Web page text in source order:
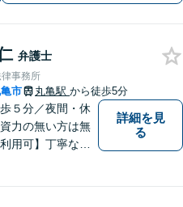
弁護士
事務所
市 丸亀駅 から徒歩5分
歩５分／夜間・休
力の無い方は無
用可】丁寧な対
詳細を見
る